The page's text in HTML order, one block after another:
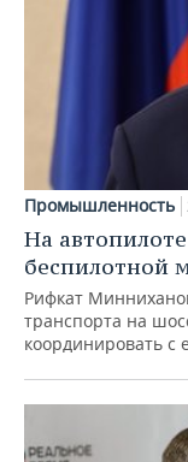
Промышленность
На
беспилотной
Рифкат
транспорта на
координировать